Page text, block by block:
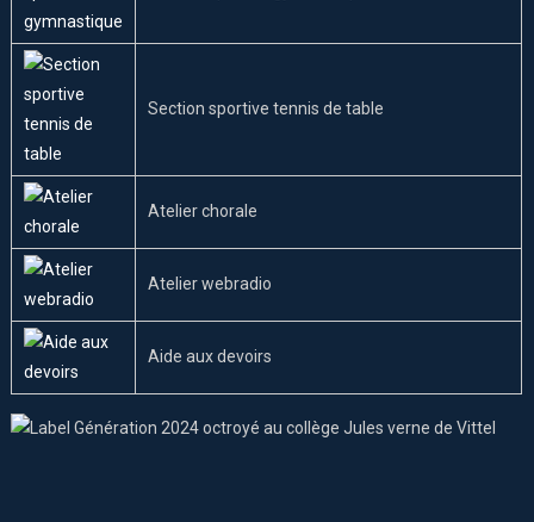
Section sportive tennis de table
Atelier chorale
Atelier webradio
Aide aux devoirs